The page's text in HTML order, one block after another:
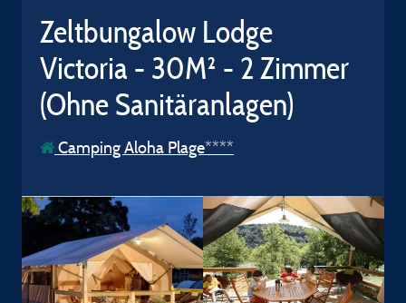
Zeltbungalow Lodge
Victoria - 30M² - 2 Zimmer
(Ohne Sanitäranlagen)
Camping Aloha Plage****